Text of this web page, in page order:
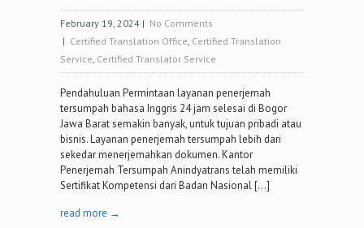
February 19, 2024 | No Comments
| Certified Translation Office, Certified Translation
Service, Certified Translator Service
Pendahuluan Permintaan layanan penerjemah
tersumpah bahasa Inggris 24 jam selesai di Bogor
Jawa Barat semakin banyak, untuk tujuan pribadi atau
bisnis. Layanan penerjemah tersumpah lebih dari
sekedar menerjemahkan dokumen. Kantor
Penerjemah Tersumpah Anindyatrans telah memiliki
Sertifikat Kompetensi dari Badan Nasional […]
read more →